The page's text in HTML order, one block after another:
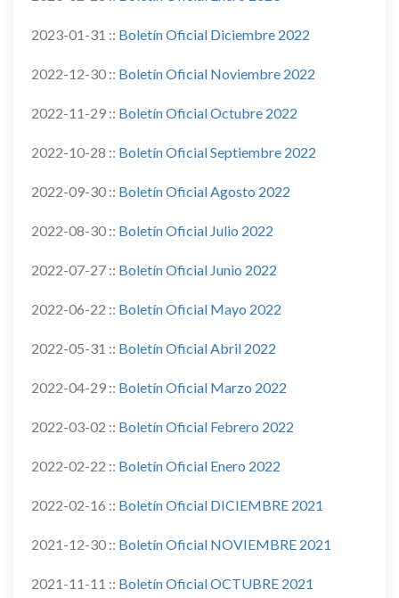
2023-01-31 :: Boletín Oficial Diciembre 2022
2022-12-30 :: Boletín Oficial Noviembre 2022
2022-11-29 :: Boletín Oficial Octubre 2022
2022-10-28 :: Boletín Oficial Septiembre 2022
2022-09-30 :: Boletín Oficial Agosto 2022
2022-08-30 :: Boletín Oficial Julio 2022
2022-07-27 :: Boletín Oficial Junio 2022
2022-06-22 :: Boletín Oficial Mayo 2022
2022-05-31 :: Boletín Oficial Abril 2022
2022-04-29 :: Boletín Oficial Marzo 2022
2022-03-02 :: Boletín Oficial Febrero 2022
2022-02-22 :: Boletín Oficial Enero 2022
2022-02-16 :: Boletín Oficial DICIEMBRE 2021
2021-12-30 :: Boletín Oficial NOVIEMBRE 2021
2021-11-11 :: Boletín Oficial OCTUBRE 2021